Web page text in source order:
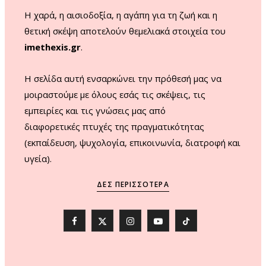
Η χαρά, η αισιοδοξία, η αγάπη για τη ζωή και η
θετική σκέψη αποτελούν θεμελιακά στοιχεία του
imethexis.gr.
H σελίδα αυτή ενσαρκώνει την πρόθεσή μας να
μοιραστούμε με όλους εσάς τις σκέψεις, τις
εμπειρίες και τις γνώσεις μας από
διαφορετικές πτυχές της πραγματικότητας
(εκπαίδευση, ψυχολογία, επικοινωνία, διατροφή και
υγεία).
ΔΕΣ ΠΕΡΙΣΣΌΤΕΡΑ
F
X
I
Y
T